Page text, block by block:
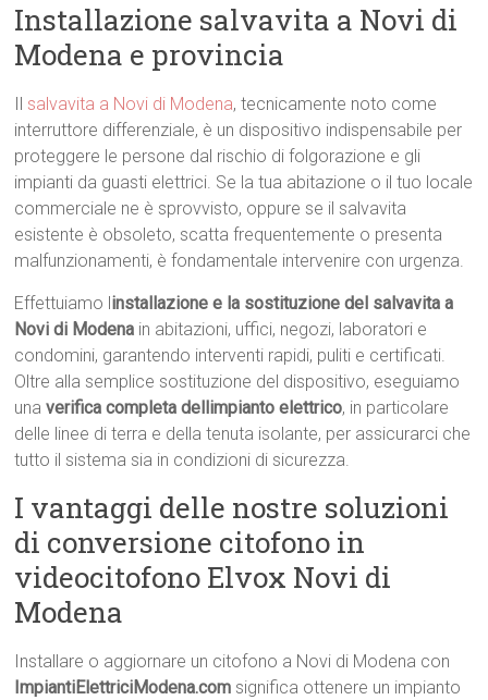
Installazione salvavita a Novi di
Modena e provincia
salvavita a Novi di Modena, tecnicamente noto come
interruttore differenziale, è un dispositivo indispensabile per
proteggere le persone dal rischio di folgorazione e gli
impianti da guasti elettrici. Se la tua abitazione o il tuo locale
commerciale ne è sprovvisto, oppure se il salvavita
esistente è obsoleto, scatta frequentemente o presenta
malfunzionamenti, è fondamentale intervenire con urgenza.
Effettuiamo l installazione e la sostituzione del salvavita a
Novi di Modena in abitazioni, uffici, negozi, laboratori e
condomini, garantendo interventi rapidi, puliti e certificati.
Oltre alla semplice sostituzione del dispositivo, eseguiamo
unaverifica completa dellimpianto elettrico, in particolare
delle linee di terra e della tenuta isolante, per assicurarci che
tutto il sistema sia in condizioni di sicurezza.
I vantaggi delle nostre soluzioni
di conversione citofono in
videocitofono Elvox Novi di
Modena
Installare o aggiornare un citofono a Novi di Modena con
ImpiantiElettriciModena.com significa ottenere un impianto